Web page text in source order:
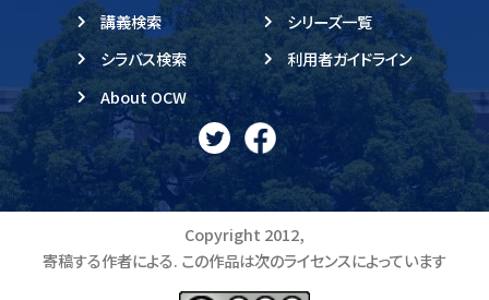
講義検索
シラバス検索
About OCW
シリーズ一覧
利用者ガイドライン
Copyright 2012,
寄稿する作者による. この作品は次のライセンスによっています